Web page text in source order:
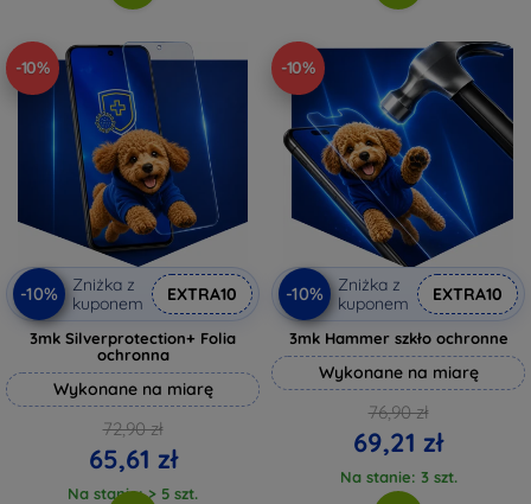
-10%
-10%
Zniżka z
kuponem
EXTRA10
3mk Silverprotection+ Folia
ochronna
Wykonane na miarę
72,90 zł
65,61 zł
Na stanie: > 5 szt.
-10%
-10%
Zniżka z
kuponem
EXTRA10
3mk Hammer szkło ochronne
Wykonane na miarę
76,90 zł
69,21 zł
Na stanie: 3 szt.